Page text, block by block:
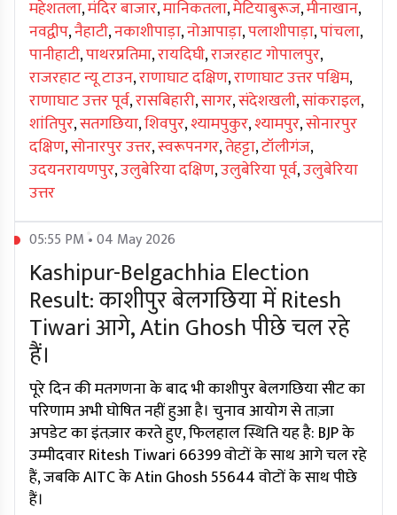
महेशतला,मंदिर बाजार,मानिकतला,मेटियाबुरूज,मीनाखान,
नवद्वीप,नैहाटी,नकाशीपाड़ा,नोआपाड़ा,पलाशीपाड़ा,पांचला,
पानीहाटी,पाथरप्रतिमा,रायदिघी,राजरहाट गोपालपुर,
राजरहाट न्यू टाउन,राणाघाट दक्षिण,राणाघाट उत्तर पश्चिम,
राणाघाट उत्तर पूर्व,रासबिहारी,सागर,संदेशखली,सांकराइल,
शांतिपुर,सतगछिया,शिवपुर,श्यामपुकुर,श्यामपुर,सोनारपुर
दक्षिण,सोनारपुर उत्तर,स्वरूपनगर,तेहट्टा,टॉलीगंज,
उदयनरायणपुर,उलुबेरिया दक्षिण,उलुबेरिया पूर्व,उलुबेरिया
उत्तर
05:55 PM • 04 May 2026
Kashipur-Belgachhia Election
Result: काशीपुर बेलगछिया में Ritesh
Tiwari आगे, Atin Ghosh पीछे चल रहे
हैं।
पूरे दिन की मतगणना के बाद भी काशीपुर बेलगछिया सीट का
परिणाम अभी घोषित नहीं हुआ है। चुनाव आयोग से ताज़ा
अपडेट का इंतज़ार करते हुए, फिलहाल स्थिति यह है: BJP के
उम्मीदवार Ritesh Tiwari 66399 वोटों के साथ आगे चल रहे
हैं, जबकि AITC के Atin Ghosh 55644 वोटों के साथ पीछे
हैं।